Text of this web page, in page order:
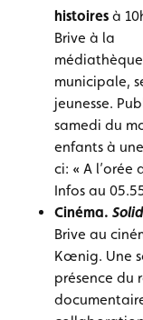
histoires à
Brive à la
médiathèque
municipale,
jeunesse.
samedi du
enfants à
ci: « A l’orée
Infos au
Cinéma.
Brive au
Kœnig. Une
présence du